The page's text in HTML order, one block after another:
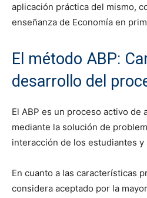
aplicación práctica del mismo,
enseñanza de Economía en
El método ABP:
desarrollo del
El ABP es un proceso activo de
mediante la solución de
interacción de los estudiantes
En cuanto a las características
considera aceptado por la